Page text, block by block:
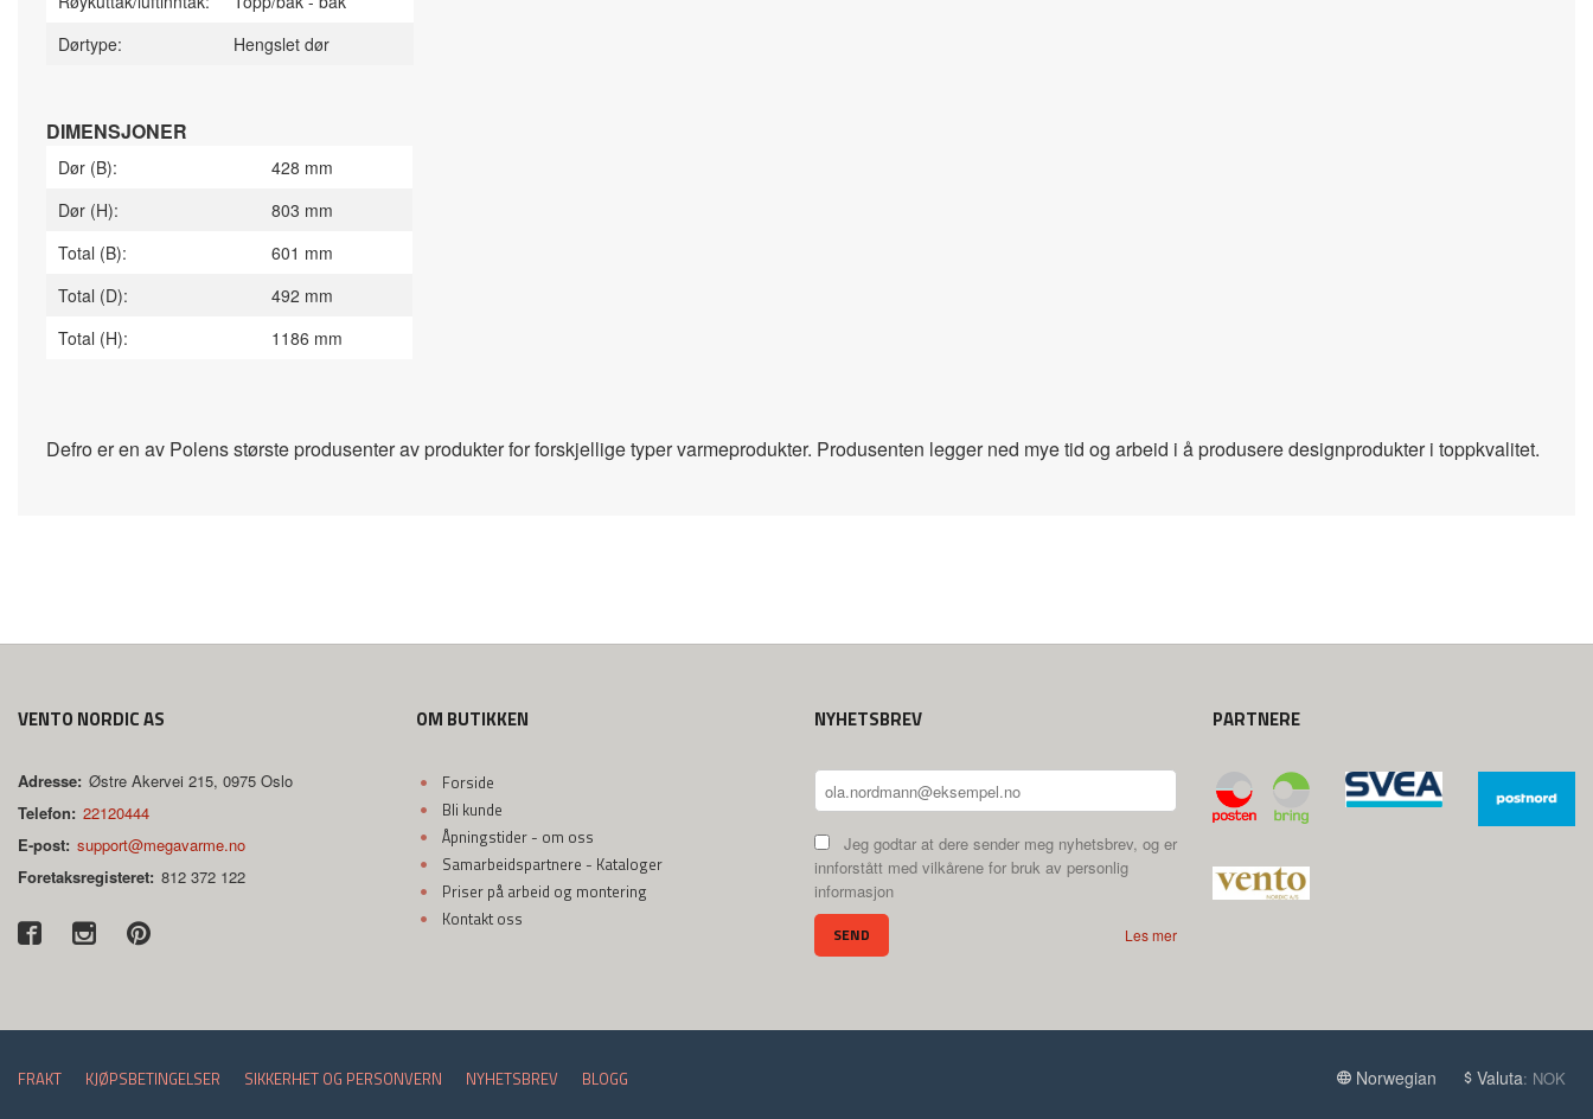
Dørtype:
Hengslet dør
DIMENSJONER
Dør (B):
428 mm
Dør (H):
803 mm
Total (B):
601 mm
Total (D):
492 mm
Total (H):
1186 mm
Defro er en av Polens største produsenter av produkter for forskjellige typer varmeprodukter. Produsenten legger ned mye tid og arbeid i å produsere designprodukter i toppkvalitet.
VENTO NORDIC AS
Adresse: Østre Akervei 215, 0975 Oslo
Telefon: 22120444
E-post: support@megavarme.no
Foretaksregisteret: 812 372 122
OM BUTIKKEN
Forside
Bli kunde
Åpningstider - om oss
Samarbeidspartnere - Kataloger
Priser på arbeid og montering
Kontakt oss
NYHETSBREV
Jeg godtar at dere sender meg nyhetsbrev, og er
innforstått med vilkårene for bruk av personlig
informasjon
Les mer
PARTNERE
Norwegian Valuta: NOK
FRAKT KJØPSBETINGELSER SIKKERHET OG PERSONVERN NYHETSBREV BLOGG